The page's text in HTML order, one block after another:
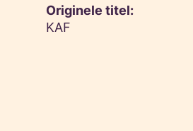
Originele titel:
KAF